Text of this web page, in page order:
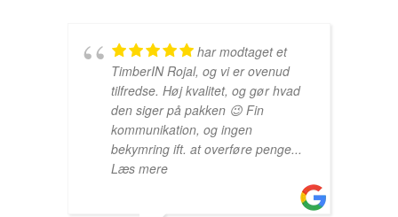
har modtaget et
TimberIN Rojal, og vi er ovenud
tilfredse. Høj kvalitet, og gør hvad
den siger på pakken 😉 Fin
kommunikation, og ingen
bekymring ift. at overføre penge...
Læs mere